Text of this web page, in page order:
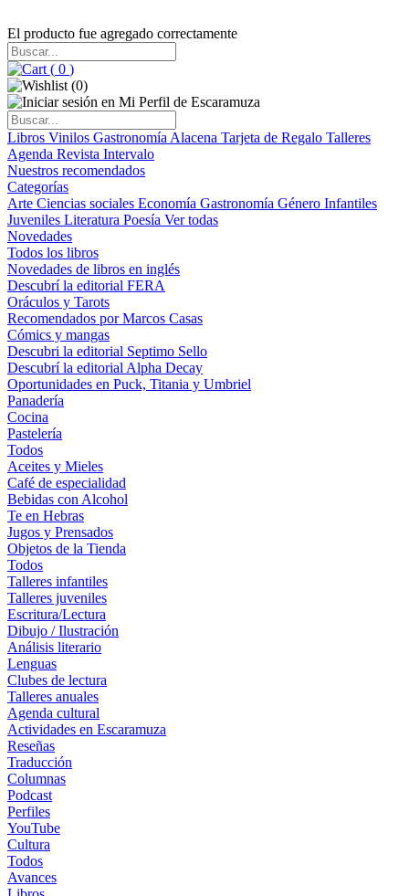
El producto fue agregado correctamente
( 0 )
(0)
Libros Vinilos Gastronomía Alacena Tarjeta de Regalo Talleres
Agenda Revista Intervalo
Nuestros recomendados
Categorías
Arte Ciencias sociales Economía Gastronomía Género Infantiles
Juveniles Literatura Poesía Ver todas
Novedades
Todos los libros
Novedades de libros en inglés
Descubrí la editorial FERA
Oráculos y Tarots
Recomendados por Marcos Casas
Cómics y mangas
Descubri la editorial Septimo Sello
Descubrí la editorial Alpha Decay
Oportunidades en Puck, Titania y Umbriel
Panadería
Cocina
Pastelería
Todos
Aceites y Mieles
Café de especialidad
Bebidas con Alcohol
Te en Hebras
Jugos y Prensados
Objetos de la Tienda
Todos
Talleres infantiles
Talleres juveniles
Escritura/Lectura
Dibujo / Ilustración
Análisis literario
Lenguas
Clubes de lectura
Talleres anuales
Agenda cultural
Actividades en Escaramuza
Reseñas
Traducción
Columnas
Podcast
Perfiles
YouTube
Cultura
Todos
Avances